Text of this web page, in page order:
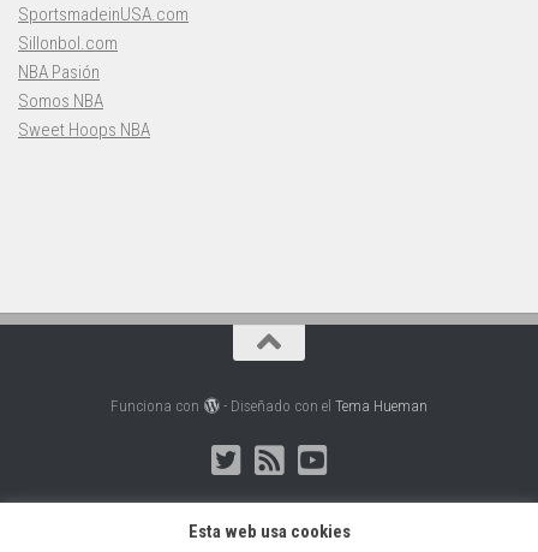
SportsmadeinUSA.com
Sillonbol.com
NBA Pasión
Somos NBA
Sweet Hoops NBA
Funciona con - Diseñado con el Tema Hueman
Esta web usa cookies